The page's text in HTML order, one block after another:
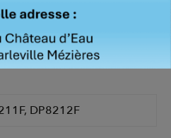
DP8111F
DP8212F